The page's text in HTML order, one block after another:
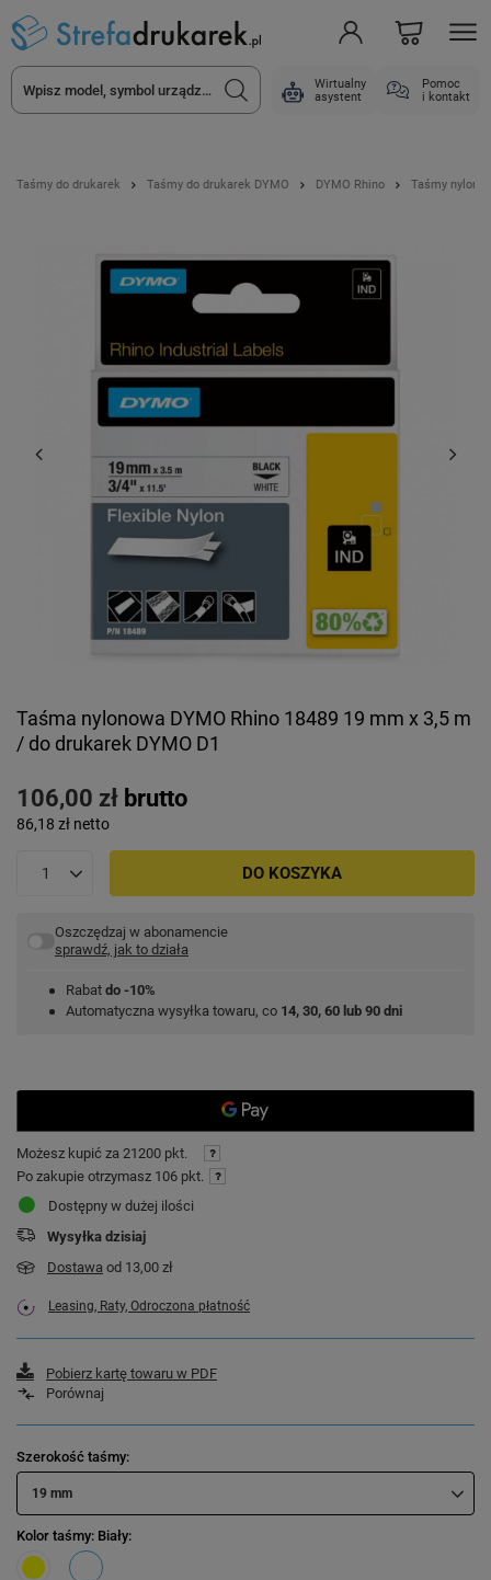
Wirtualny
asystent
Pomoc
i kontakt
Taśmy do drukarek Taśmy do drukarek DYMO DYMO Rhino Taśmy
Taśma nylonowa DYMO Rhino 18489 19 mm x 3,5 m
/ do drukarek DYMO D1
106,00 zł brutto
86,18 zł netto
DO KOSZYKA
Oszczędzaj w abonamencie
sprawdź, jak to działa
Rabat do -10%
Automatyczna wysyłka towaru, co 14, 30, 60 lub 90 dni
Możesz kupić za 21200 pkt.
Po zakupie otrzymasz 106 pkt.
Dostępny w dużej ilości
Wysyłka dzisiaj
Dostawa od 13,00 zł
Leasing, Raty, Odroczona płatność
Pobierz kartę towaru w PDF
Porównaj
Szerokość taśmy
19 mm
Kolor taśmy: Biały